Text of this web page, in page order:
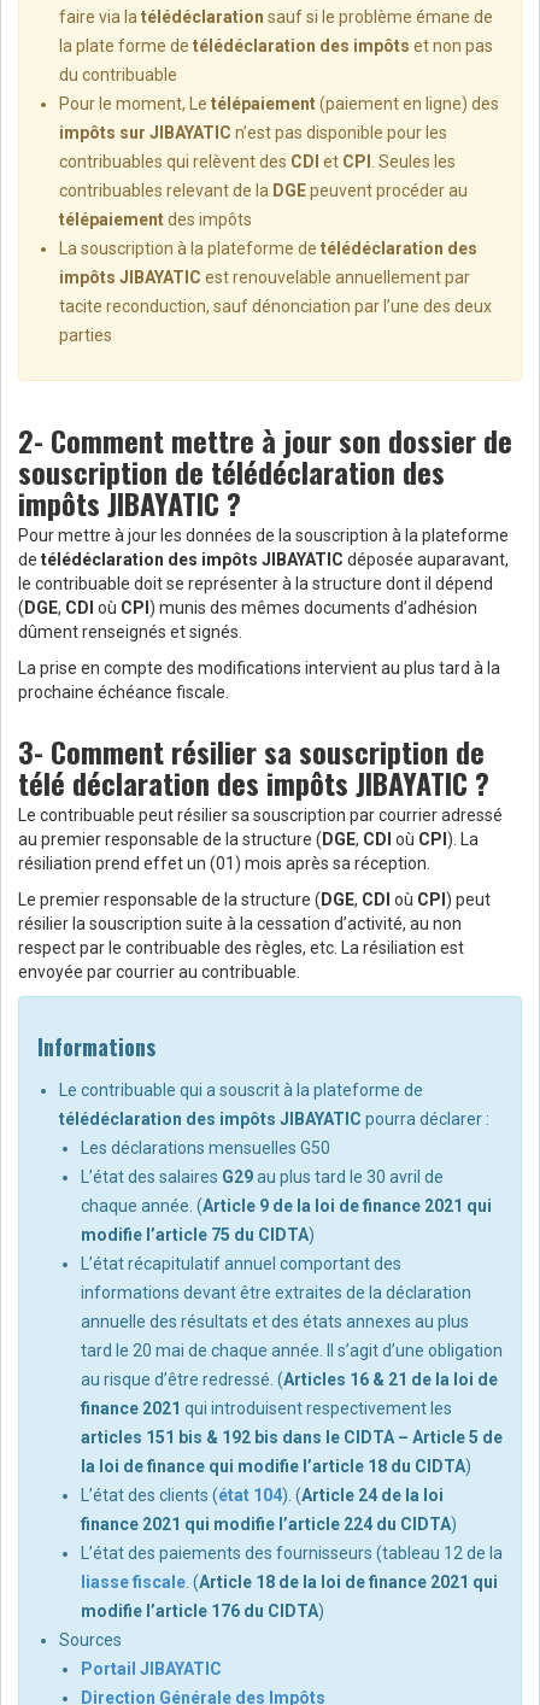
faire via la télédéclaration sauf si le problème émane de
la plate forme de télédéclaration des impôts et non pas
du contribuable
Pour le moment, Le télépaiement(paiement en ligne) des
impôts sur JIBAYATIC n’est pas disponible pour les
contribuables qui relèvent des CDI et CPI
. Seules les
contribuables relevant de la DGEpeuvent procéder au
télépaiementdes impôts
La souscription à la plateforme de télédéclaration des
impôts JIBAYATIC est renouvelable annuellement par
tacite reconduction, sauf dénonciation par l’une des deux
parties
2- Comment mettre à jour son dossier de
souscription de télédéclaration des
impôts JIBAYATIC ?
Pour mettre à jour les données de la souscription à la plateforme
de télédéclaration des impôts JIBAYATIC déposée auparavant,
le contribuable doit se représenter à la structure dont il dépend
( DGE, CDI où CPI ) munis des mêmes documents d’adhésion
dûment renseignés et signés.
La prise en compte des modifications intervient au plus tard à la
prochaine échéance fiscale.
3- Comment résilier sa souscription de
télé déclaration des impôts JIBAYATIC ?
Le contribuable peut résilier sa souscription par courrier adressé
au premier responsable de la structure ( DGE, CDI où CPI ). La
résiliation prend effet un (01) mois après sa réception.
Le premier responsable de la structure ( DGE, CDI où CPI ) peut
résilier la souscription suite à la cessation d’activité, au non
respect par le contribuable des règles, etc. La résiliation est
envoyée par courrier au contribuable.
Informations
Le contribuable qui a souscrit à la plateforme de
télédéclaration des impôts JIBAYATIC pourra déclarer :
Les déclarations mensuelles G50
L’état des salaires G29au plus tard le 30 avril de
chaque année. (Article 9 de la loi de finance 2021 qui
modifie l’article 75 du CIDTA)
L’état récapitulatif annuel comportant des
informations devant être extraites de la déclaration
annuelle des résultats et des états annexes au plus
tard le 20 mai de chaque année. Il s’agit d’une obligation
au risque d’être redressé. (Articles 16 & 21 de la loi de
finance 2021 qui introduisent respectivement les
articles 151 bis & 192 bis dans le CIDTA – Article 5 de
la loi de finance qui modifie l’article 18 du CIDTA)
L’état des clients (état 104). (Article 24 de la loi
finance 2021 qui modifie l’article 224 du CIDTA)
L’état des paiements des fournisseurs (tableau 12 de la
liasse fiscale . (Article 18 de la loi de finance 2021 qui
modifie l’article 176 du CIDTA)
Sources
Portail JIBAYATIC
Direction Générale des Impôts